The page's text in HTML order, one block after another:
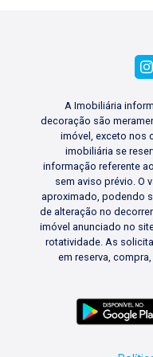
A Imobiliária
decoração são
imóvel, exceto nos
imobiliária se
informação referente
sem aviso prévio. O
aproximado, podendo
de alteração no
imóvel anunciado no
rotatividade. As
em reserva,